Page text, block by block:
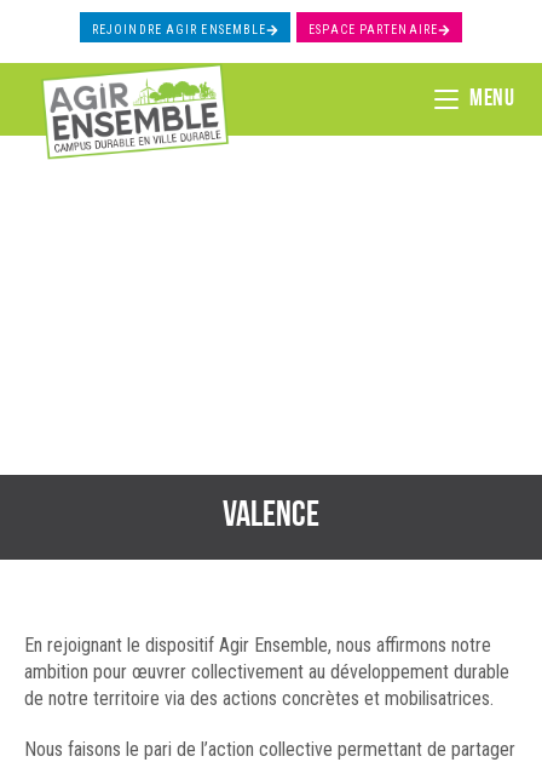
REJOINDRE AGIR ENSEMBLE ESPACE PARTENAIRE
MENU
Valence
En rejoignant le dispositif Agir Ensemble, nous affirmons notre
ambition pour œuvrer collectivement au développement durable
de notre territoire via des actions concrètes et mobilisatrices.
Nous faisons le pari de l’action collective permettant de partager